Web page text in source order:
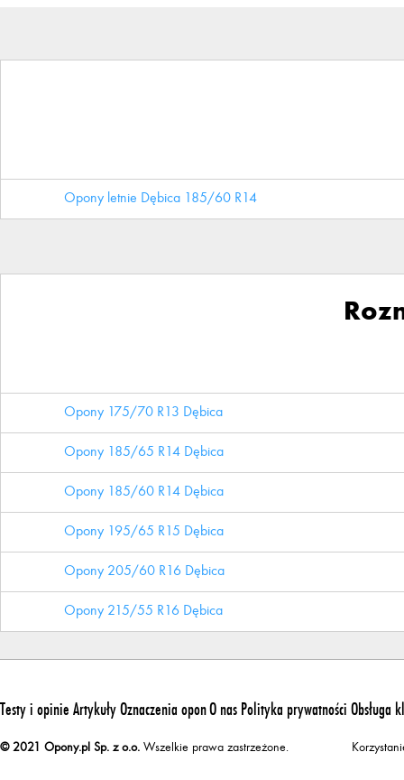
Opony letnie Dębica 185/60 R14
Opony 175/70 R13 Dębica
Opony 185/65 R14 Dębica
Opony 185/60 R14 Dębica
Opony 195/65 R15 Dębica
Opony 205/60 R16 Dębica
Opony 215/55 R16 Dębica
Testy i opinie ArtykułyOznaczenia oponO nas Polityka prywatności Obsługa
© 2021 Opony.pl Sp. z o.o. Wszelkie prawa zastrzeżone.